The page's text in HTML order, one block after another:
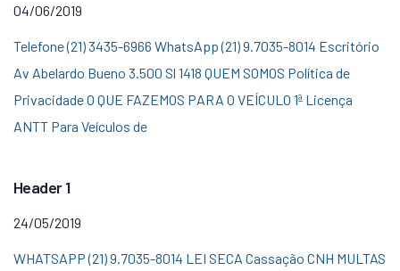
04/06/2019
Telefone (21) 3435-6966 WhatsApp (21) 9.7035-8014 Escritório
Av Abelardo Bueno 3.500 Sl 1418 QUEM SOMOS Política de
Privacidade O QUE FAZEMOS PARA O VEÍCULO 1ª Licença
ANTT Para Veículos de
Header 1
24/05/2019
WHATSAPP (21) 9.7035-8014 LEI SECA Cassação CNH MULTAS